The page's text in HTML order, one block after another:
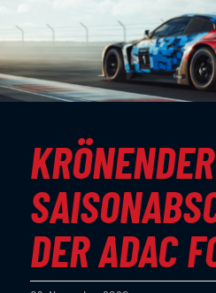
KRÖNENDER
DER ADAC